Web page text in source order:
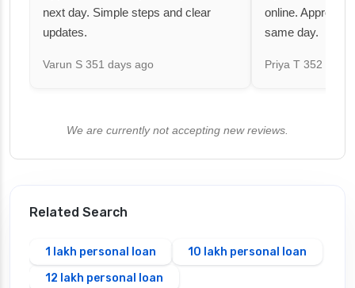
next day. Simple steps and clear
updates.
Varun S 351 days ago
online. Approval
same day.
Priya T 352 days
We are currently not accepting new reviews.
Related Search
1 lakh personal loan
10 lakh personal loan
12 lakh personal loan